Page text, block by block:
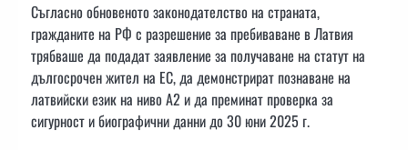
Съгласно обновеното законодателство на страната,
гражданите на РФ с разрешение за пребиваване в Латвия
трябваше да подадат заявление за получаване на статут на
дългосрочен жител на ЕС, да демонстрират познаване на
латвийски език на ниво A2 и да преминат проверка за
сигурност и биографични данни до 30 юни 2025 г.